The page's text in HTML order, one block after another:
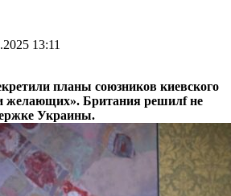
13:11
планы союзников киевского
желающих». Британия решилf не
Украины.